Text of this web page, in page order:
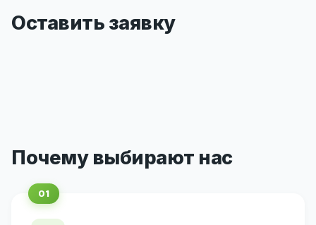
Оставить заявку
Почему выбирают нас